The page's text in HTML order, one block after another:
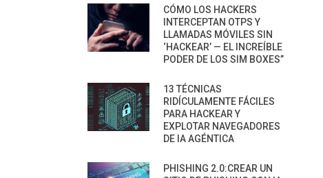
CÓMO LOS HACKERS
INTERCEPTAN OTPS Y
LLAMADAS MÓVILES SIN
‘HACKEAR’ — EL INCREÍBLE
PODER DE LOS SIM BOXES”
13 TÉCNICAS
RIDÍCULAMENTE FÁCILES
PARA HACKEAR Y
EXPLOTAR NAVEGADORES
DE IA AGÉNTICA
PHISHING 2.0:CREAR UN